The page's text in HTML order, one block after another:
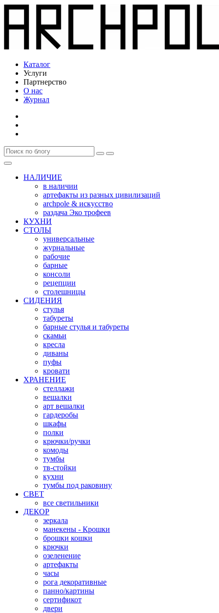
Каталог
Услуги
Партнерство
О нас
Журнал
НАЛИЧИЕ
в наличии
артефакты из разных цивилизаций
archpole & искусство
раздача Эко трофеев
КУХНИ
СТОЛЫ
универсальные
журнальные
рабочие
барные
консоли
рецепции
столешницы
СИДЕНИЯ
стулья
табуреты
барные стулья и табуреты
скамьи
кресла
диваны
пуфы
кровати
ХРАНЕНИЕ
стеллажи
вешалки
арт вешалки
гардеробы
шкафы
полки
крючки/ручки
комоды
тумбы
тв-стойки
кухни
тумбы под раковину
СВЕТ
все светильники
ДЕКОР
зеркала
манекены - Крошки
брошки кошки
крючки
озеленение
артефакты
часы
рога декоративные
панно/картины
сертификот
двери